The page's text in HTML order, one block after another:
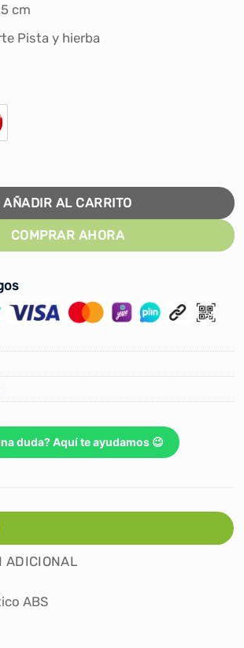
cm
‎Pista y hierba
1.5 KG BEST ROCKIE cantidad
AÑADIR AL CARRITO
COMPRAR AHORA
duda? Aquí te ayudamos 😉
ADICIONAL
ABS